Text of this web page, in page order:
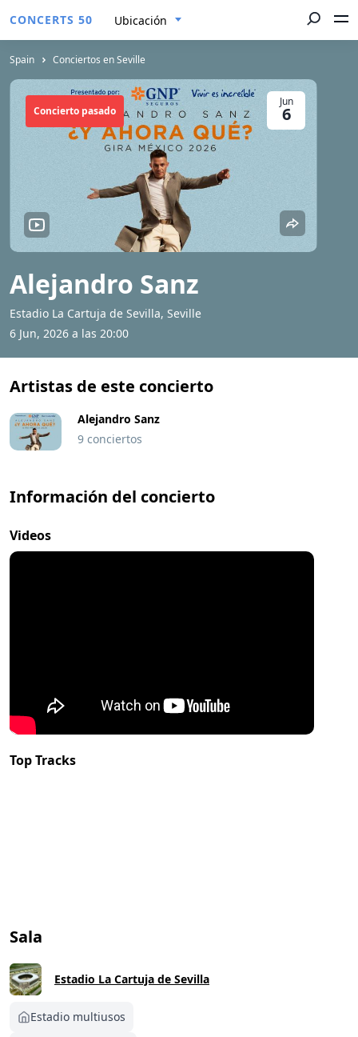
CONCERTS 50 Ubicación
Spain Conciertos en Seville
Alejandro Sanz
6 Jun, 2026 a las 20:00
Estadio La Cartuja de Sevilla, Seville
Jun
6
Concierto pasado
Artistas de este concierto
Alejandro Sanz
9 conciertos
Información del concierto
Videos
Top Tracks
Sala
Estadio La Cartuja de Sevilla
Estadio multiusos